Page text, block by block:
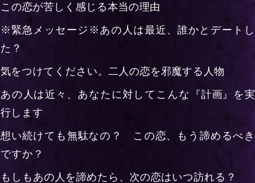
この恋が苦しく感じる本当の理由
※緊急メッセージ※あの人は最近、誰かとデートし
た？
気をつけてください。二人の恋を邪魔する人物
あの人は近々、あなたに対してこんな『計画』を実
行します
想い続けても無駄なの？ この恋、もう諦めるべき
ですか？
もしもあの人を諦めたら、次の恋はいつ訪れる？